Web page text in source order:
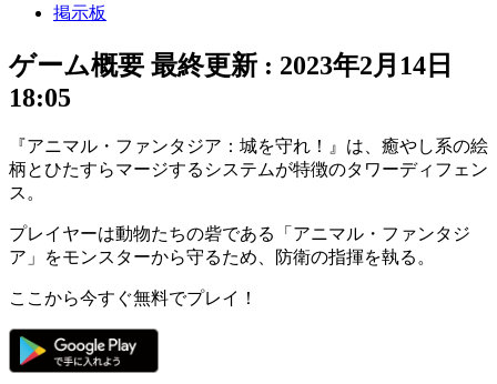
掲示板
ゲーム概要 最終更新 : 2023年2月14日
18:05
『アニマル・ファンタジア：城を守れ！』 は、癒やし系の絵
柄とひたすらマージするシステムが特徴のタワーディフェン
ス 。
プレイヤーは動物たちの砦である「アニマル・ファンタジ
ア」をモンスターから守るため、防衛の指揮を執る。
ここから今すぐ無料でプレイ！